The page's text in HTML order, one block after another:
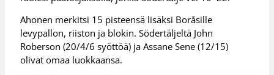
Ahonen merkitsi 15 pisteensä lisäksi Boråsille
levypallon, riiston ja blokin. Södertäljeltä John
Roberson (20/4/6 syöttöä) ja Assane Sene (12/15)
olivat omaa luokkaansa.